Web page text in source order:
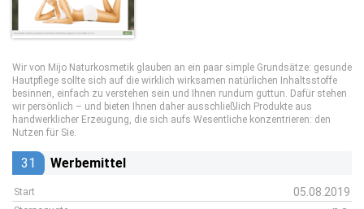
Wir von Mijo Naturkosmetik glauben an ein paar simple Grundsätze: gesunde
Hautpflege sollte sich auf die wirklich wirksamen natürlichen Inhaltsstoffe
besinnen, einfach zu verstehen sein und Ihnen rundum guttun. Dafür stehen
wir persönlich – und bieten Ihnen daher ausschließlich Produkte aus
handwerklicher Erzeugung, die sich aufs Wesentliche konzentrieren: den
Nutzen für Sie.
31 Werbemittel
Start 05.08.2019